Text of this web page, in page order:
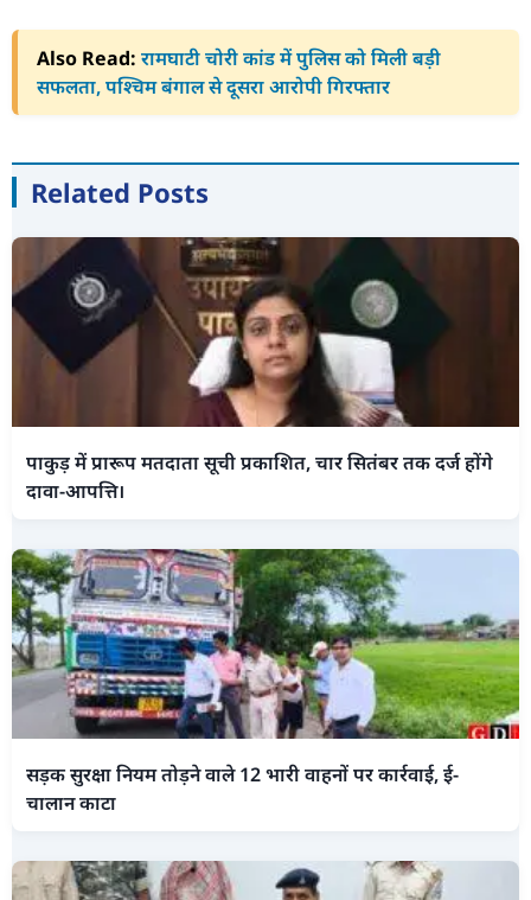
Also Read: रामघाटी चोरी कांड में पुलिस को मिली बड़ी
सफलता, पश्चिम बंगाल से दूसरा आरोपी गिरफ्तार
Related Posts
पाकुड़ में प्रारूप मतदाता सूची प्रकाशित, चार सितंबर तक दर्ज होंगे
दावा-आपत्ति।
सड़क सुरक्षा नियम तोड़ने वाले 12 भारी वाहनों पर कार्रवाई, ई-
चालान काटा